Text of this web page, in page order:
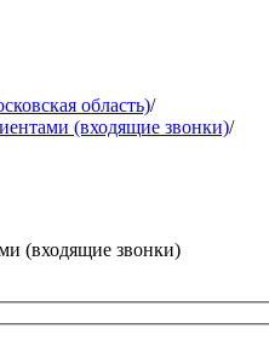
область)/
(входящие звонки)/
(входящие звонки)